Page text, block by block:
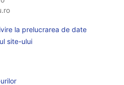
la prelucrarea de date
site-ului